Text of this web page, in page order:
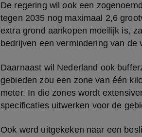
De regering wil ook een
tegen 2035 nog maximaal 2,6
extra grond aankopen moeilijk is,
bedrijven een vermindering van de
Daarnaast wil Nederland ook
gebieden zou een zone van één
meter. In die zones wordt
specificaties uitwerken voor de
Ook werd uitgekeken naar een